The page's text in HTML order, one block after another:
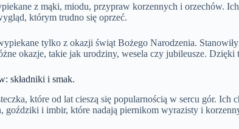
z mąki, miodu, przypraw korzennych i orzechów.
którym trudno się oprzeć.
tylko z okazji świąt Bożego Narodzenia.
okazje, takie jak urodziny, wesela czy jubileusze.
składniki i smak.
które od lat cieszą się popularnością w sercu gór.
goździki i imbir, które nadają piernikom wyrazisty i